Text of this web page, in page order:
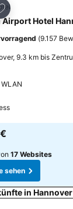
Favoriten
Hotel
(9.157
9.3 km bis
17 Websites
sehen
in